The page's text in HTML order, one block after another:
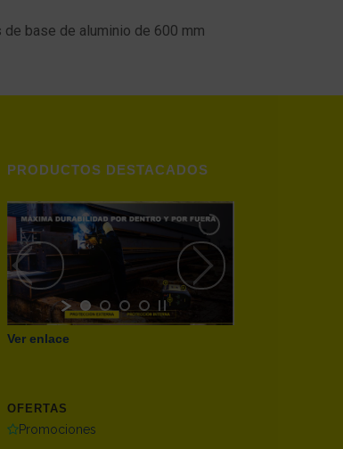
base de aluminio de 600 mm
PRODUCTOS DESTACADOS
Ver enlace
OFERTAS
Promociones